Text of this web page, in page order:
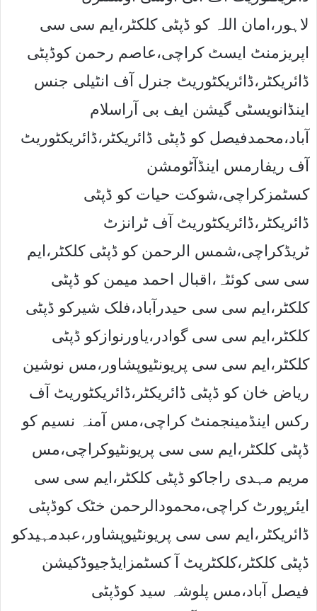
لاہور،امان اللہ کو ڈپٹی کلکٹر،ایم سی سی
اپریزمنٹ ایسٹ کراچی،عاصم رحمن کوڈپٹی
ڈائریکٹر،ڈائریکٹوریٹ جنرل آف انٹیلی جنس
اینڈانویسٹی گیشن ایف بی آراسلام
آباد،محمدفیصل کو ڈپٹی ڈائریکٹر،ڈائریکٹوریٹ
آف ریفارمس اینڈآٹومشن
کسٹمزکراچی،شوکت حیات کو ڈپٹی
ڈائریکٹر،ڈائریکٹوریٹ آف ٹرانزٹ
ٹریڈکراچی،شمس الرحمن کو ڈپٹی کلکٹر،ایم
سی سی کوئٹہ،اقبال احمد میمن کو ڈپٹی
کلکٹر،ایم سی سی حیدرآباد،فلک شیرکو ڈپٹی
کلکٹر،ایم سی سی گوادر،یاورنوازکو ڈپٹی
کلکٹر،ایم سی سی پریونٹیوپشاور،مس نوشین
ریاض خان کو ڈپٹی ڈائریکٹر،ڈائریکٹوریٹ آف
رکس اینڈمینجمنٹ کراچی،مس آمنہ نسیم کو
ڈپٹی کلکٹر،ایم سی سی پریونٹیوکراچی،مس
مریم مہدی راجاکو ڈپٹی کلکٹر،ایم سی سی
ایئرپورٹ کراچی،محمودالرحمن خٹک کوڈپٹی
ڈائریکٹر،ایم سی سی پریونٹیوپشاور،عبدمہیدکو
ڈپٹی کلکٹر،کلکٹریٹ آ کسٹمزایڈجیوڈکیشن
فیصل آباد،مس پلوشہ سید کوڈپٹی